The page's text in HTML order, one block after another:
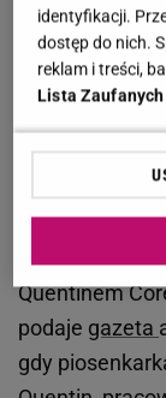
fot. Oceanic
fot. Oceanic
Na
Show". Jest
blogerka
Quentinem
podaje gazeta
gdy
identyfikacji.
dostęp do nich.
reklam i treści,
Lista